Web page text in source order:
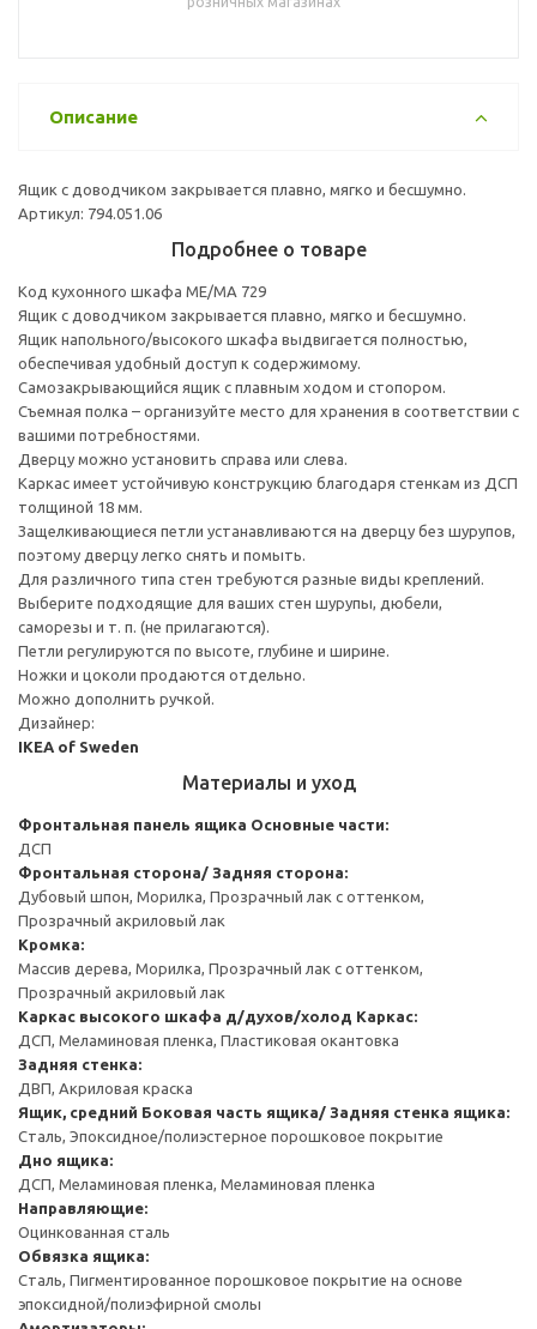
Описание
Ящик с доводчиком закрывается плавно, мягко и бесшумно.
Артикул: 794.051.06
Подробнее о товаре
Код кухонного шкафа ME/MA 729
Ящик с доводчиком закрывается плавно, мягко и бесшумно.
Ящик напольного/высокого шкафа выдвигается полностью,
обеспечивая удобный доступ к содержимому.
Cамозакрывающийся ящик с плавным ходом и стопором.
Съемная полка – организуйте место для хранения в соответствии с
вашими потребностями.
Дверцу можно установить справа или слева.
Каркас имеет устойчивую конструкцию благодаря стенкам из ДСП
толщиной 18 мм.
Защелкивающиеся петли устанавливаются на дверцу без шурупов,
поэтому дверцу легко снять и помыть.
Для различного типа стен требуются разные виды креплений.
Выберите подходящие для ваших стен шурупы, дюбели,
саморезы и т. п. (не прилагаются).
Петли регулируются по высоте, глубине и ширине.
Ножки и цоколи продаются отдельно.
Можно дополнить ручкой.
Дизайнер:
IKEA of Sweden
Материалы и уход
Фронтальная панель ящика Основные части:
ДСП
Фронтальная сторона/ Задняя сторона:
Дубовый шпон, Морилка, Прозрачный лак с оттенком,
Прозрачный акриловый лак
Кромка:
Массив дерева, Морилка, Прозрачный лак с оттенком,
Прозрачный акриловый лак
Каркас высокого шкафа д/духов/холод Каркас:
ДСП, Меламиновая пленка, Пластиковая окантовка
Задняя стенка:
ДВП, Акриловая краска
Ящик, средний Боковая часть ящика/ Задняя стенка ящика:
Сталь, Эпоксидное/полиэстерное порошковое покрытие
Дно ящика:
ДСП, Меламиновая пленка, Меламиновая пленка
Направляющие:
Оцинкованная сталь
Обвязка ящика:
Сталь, Пигментированное порошковое покрытие на основе
эпоксидной/полиэфирной смолы